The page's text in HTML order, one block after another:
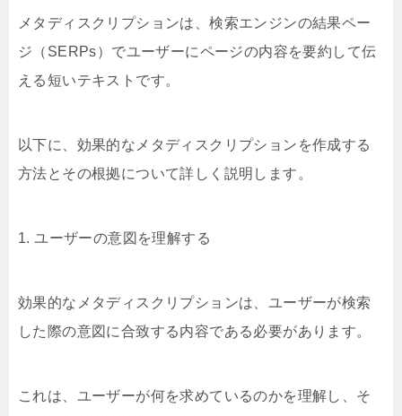
メタディスクリプションは、検索エンジンの結果ペー
ジ（SERPs）でユーザーにページの内容を要約して伝
える短いテキストです。
以下に、効果的なメタディスクリプションを作成する
方法とその根拠について詳しく説明します。
1. ユーザーの意図を理解する
効果的なメタディスクリプションは、ユーザーが検索
した際の意図に合致する内容である必要があります。
これは、ユーザーが何を求めているのかを理解し、そ